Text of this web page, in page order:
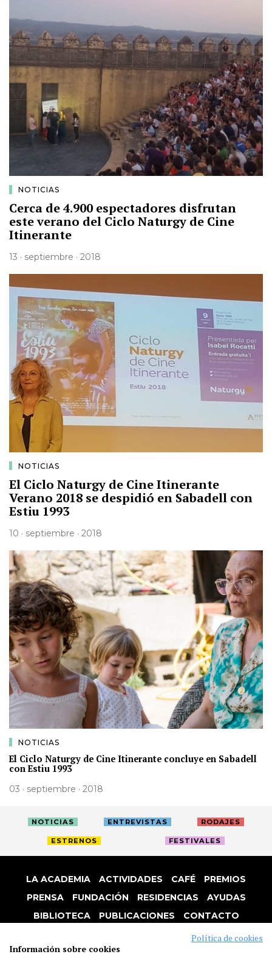
NOTICIAS
Cerca de 4.900 espectadores disfrutan
este verano del Ciclo Naturgy de Cine
Itinerante
13 · septiembre · 2018
NOTICIAS
El Ciclo Naturgy de Cine Itinerante
Verano 2018 se despidió en Sabadell con
Estiu 1993
10 · septiembre · 2018
NOTICIAS
El Ciclo Naturgy de Cine Itinerante concluye en Sabadell
con Estiu 1993
03 · septiembre · 2018
NOTICIAS ENTREVISTAS RODAJES
ESTRENOS FESTIVALES
LA ACADEMIA ACTIVIDADES CAFÉ
PREMIOS
PRENSA
FUNDACIÓN RESIDENCIAS
AYUDAS
BIBLIOTECA
PUBLICACIONES
CONTACTO
COOKIES
Política de cookies
Información sobre cookies